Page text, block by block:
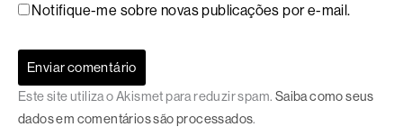
Notifique-me sobre novas publicações por e-mail.
Este site utiliza o Akismet para reduzir spam. Saiba como seus
dados em comentários são processados.